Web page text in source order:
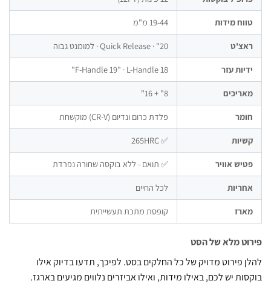
מידות
עזר F-Handle 19" · L-Handle 18"
פלדת כרום ונדיום (CR-V) מוקשחת
אוויר ✅ תואם - ללא בוקסה שחורה נפרדת
לכל החיים
קופסת מתכת תעשייתית
מלא של הסט
פירוט מדויק של כל החלקים בסט. לפיכך, תדעו בדיוק אילו
יש לכם, באילו מידות, ואילו אביזרים נלווים מגיעים בארגז.